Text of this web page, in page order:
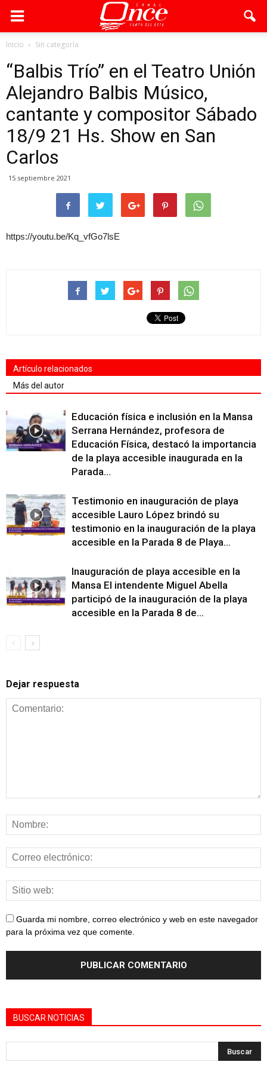
Inicio Sin categoría
“Balbis Trío” en el Teatro Unión
Alejandro Balbis Músico,
cantante y compositor Sábado
18/9 21 Hs. Show en San
Carlos
15 septiembre 2021
https://youtu.be/Kq_vfGo7lsE
Artículo relacionados
Más del autor
Educación física e inclusión en la Mansa
Serrana Hernández, profesora de
Educación Física, destacó la importancia
de la playa accesible inaugurada en la
Parada...
Testimonio en inauguración de playa
accesible Lauro López brindó su
testimonio en la inauguración de la playa
accesible en la Parada 8 de Playa...
Inauguración de playa accesible en la
Mansa El intendente Miguel Abella
participó de la inauguración de la playa
accesible en la Parada 8 de...
Dejar respuesta
Guarda mi nombre, correo electrónico y web en este navegador
para la próxima vez que comente.
BUSCAR NOTICIAS